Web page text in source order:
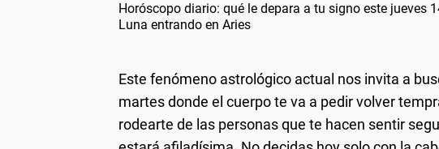
Horóscopo diario: qué le depara a tu signo este jueves
Luna entrando en Aries
Este fenómeno astrológico actual nos invita a
martes donde el cuerpo te va a pedir volver
rodearte de las personas que te hacen sentir